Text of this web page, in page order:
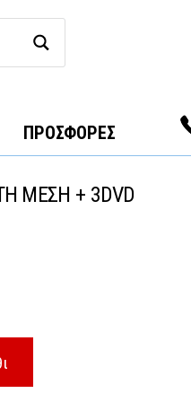
ΠΡΟΣΦΟΡΕΣ
ΜΕΣΗ + 3DVD